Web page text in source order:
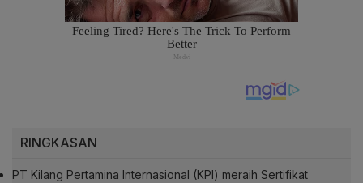
RINGKASAN
PT Kilang Pertamina Internasional (KPI) meraih Sertifikat